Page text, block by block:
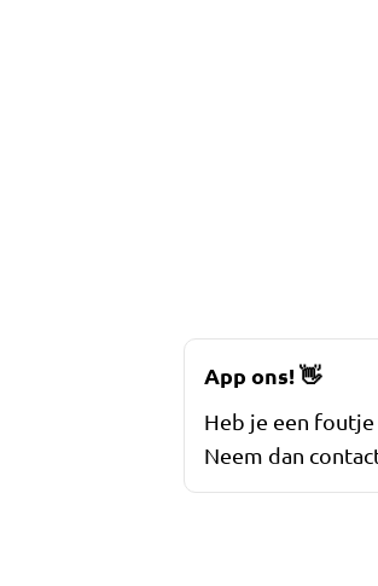
App ons!👋
Heb je een
Neem dan